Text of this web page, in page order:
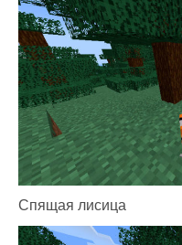
Спящая лисица